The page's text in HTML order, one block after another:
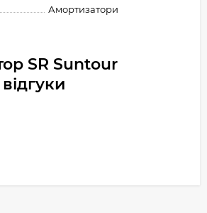
Амортизатори
SR Suntour